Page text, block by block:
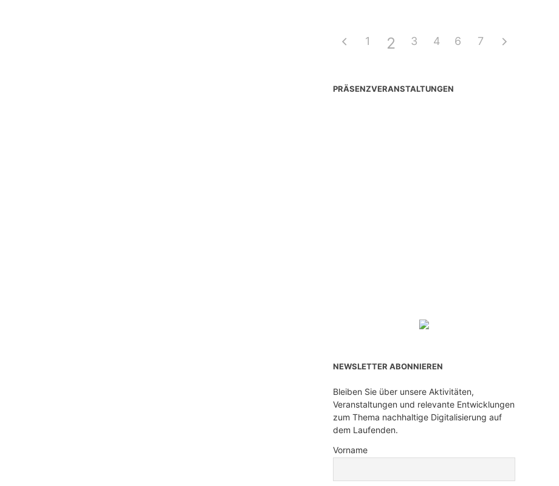
1 2 3 4 5
6 7
PRÄSENZVERANSTALTUNGEN
NEWSLETTER ABONNIEREN
Bleiben Sie über unsere Aktivitäten,
Veranstaltungen und relevante Entwicklungen
zum Thema nachhaltige Digitalisierung auf
dem Laufenden.
Vorname